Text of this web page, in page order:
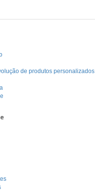
de produtos personalizados